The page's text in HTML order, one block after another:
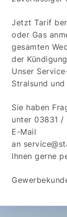
Jetzt Tarif
oder Gas
gesamten
der
Unser
Stralsund
Sie haben
unter 03831 /
E-Mail
an
Ihnen gerne